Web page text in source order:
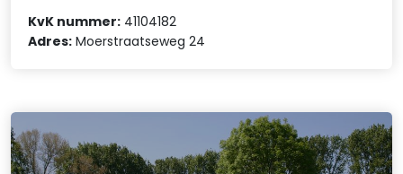
KvK nummer: 41104182
Adres: Moerstraatseweg 24